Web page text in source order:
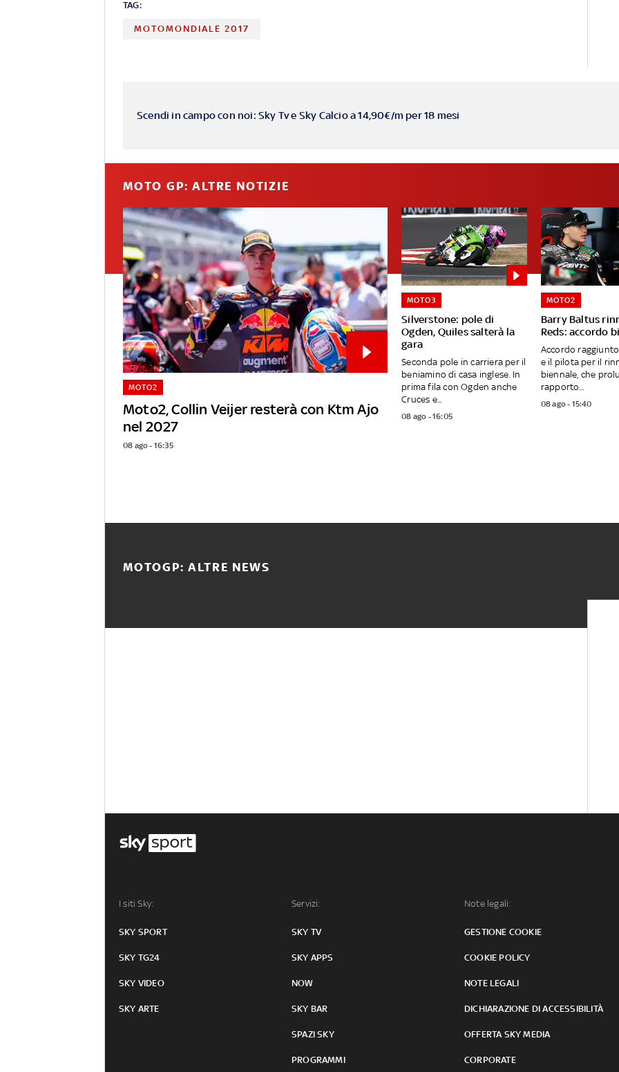
TAG:
MOTOMONDIALE 2017
Scendi in campo con noi: Sky Tv e Sky Calcio a 14,90€/m per 18 mesi
MOTO GP: ALTRE NOTIZIE
Moto2, Collin Veijer resterà con Ktm Ajo
nel 2027
MOTO2
08 ago - 16:35
Silverstone: pole di
Ogden, Quiles salterà la
gara
MOTO3
Seconda pole in carriera per il
beniamino di casa inglese. In
prima fila con Ogden anche
Cruces e...
08 ago - 16:05
Barry Baltus
Reds: accordo
MOTO2
Accordo
e il pilota per il
biennale, che
rapporto...
08 ago - 15:40
MOTOGP: ALTRE NEWS
I siti Sky:
SKY SPORT
SKY TG24
SKY VIDEO
SKY ARTE
Servizi:
SKY TV
SKY APPS
NOW
SKY BAR
SPAZI SKY
PROGRAMMI
Note legali:
GESTIONE COOKIE
COOKIE POLICY
NOTE LEGALI
DICHIARAZIONE DI ACCESSIBILITÀ
OFFERTA SKY MEDIA
CORPORATE